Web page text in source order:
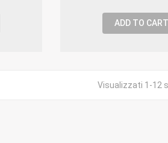
ADD TO CART
Visualizzati 1-12